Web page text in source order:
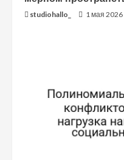
studiohallo_ 1 мая 2026